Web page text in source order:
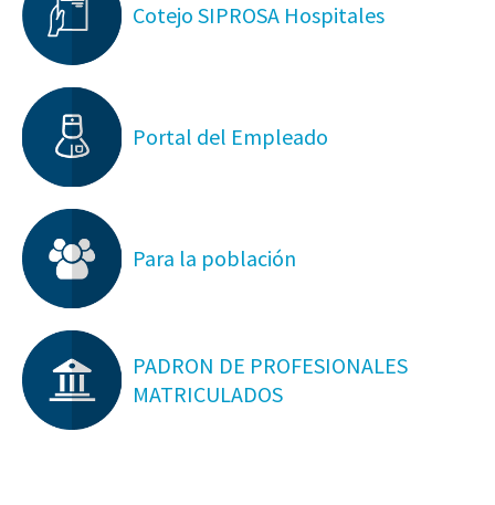
Cotejo SIPROSA Hospitales
Portal del Empleado
Para la población
PADRON DE PROFESIONALES
MATRICULADOS